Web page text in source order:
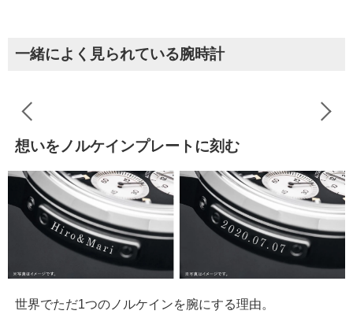
一緒によく見られている腕時計
想いをノルケインプレートに刻む
世界でただ1つのノルケインを腕にする理由。